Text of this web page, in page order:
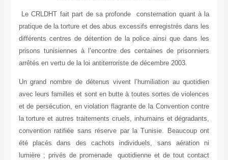
Le CRLDHT fait part de sa profonde consternation quant à la
pratique de la torture et des abus excessifs enregistrés dans les
différents centres de détention de la police ainsi que dans les
prisons tunisiennes à l’encontre des centaines de prisonniers
arrêtés en vertu de la loi antiterroriste de décembre 2003.
Un grand nombre de détenus vivent l’humiliation au quotidien
avec leurs familles et sont en butte à toutes sortes de violences
et de persécution, en violation flagrante de la Convention contre
la torture et autres traitements cruels, inhumains et dégradants,
convention ratifiée sans réserve par la Tunisie. Beaucoup ont
été placés dans des cachots individuels, sans aération ni
lumière ; privés de promenade quotidienne et de tout contact